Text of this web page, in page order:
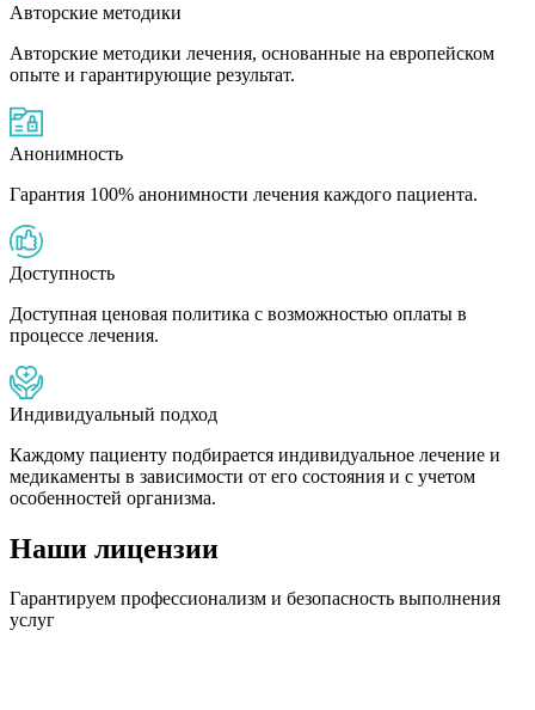
Авторские методики
Авторские методики лечения, основанные на европейском
опыте и гарантирующие результат.
Анонимность
Гарантия 100% анонимности лечения каждого пациента.
Доступность
Доступная ценовая политика с возможностью оплаты в
процессе лечения.
Индивидуальный подход
Каждому пациенту подбирается индивидуальное лечение и
медикаменты в зависимости от его состояния и с учетом
особенностей организма.
Наши лицензии
Гарантируем профессионализм и безопасность выполнения
услуг